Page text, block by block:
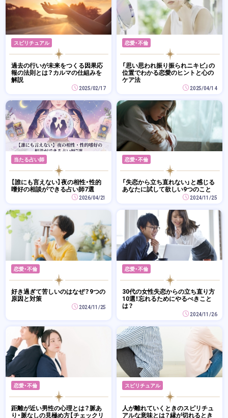
スピリチュアル
過去の行いが未来をつくる因果応
報の法則とは？カルマの仕組みを
解説
2025/02/17
恋愛・不倫
「思い思われ振り振られニキビ」の
位置でわかる恋愛のヒントと心の
ケア法
2025/04/14
当たる占い師
【誰にも言えない】夜の相性・性的
嗜好の相談ができる占い師7選
2026/04/21
恋愛・不倫
「失恋から立ち直れない」と感じる
あなたに試して欲しい9つのこと
2024/11/25
恋愛・不倫
好き過ぎて苦しいのはなぜ？9つの
原因と対策
2024/11/25
恋愛・不倫
30代の女性失恋からの立ち直り方
10選！忘れるためにやるべきこと
は？
2024/11/26
恋愛・不倫
距離が近い男性の心理とは？脈あ
り・脈なしの見極め方【チェックリ
スピリチュアル
人が離れていくときのスピリチュ
アルな意味とは？縁が切れるとき